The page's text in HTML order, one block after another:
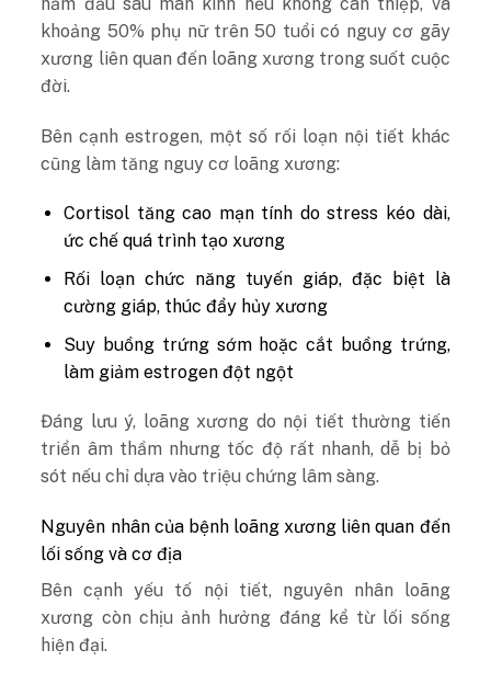
khoảng 50% phụ nữ trên 50 tuổi có nguy cơ gãy
xương liên quan đến loãng xương trong suốt cuộc
đời.
Bên cạnh estrogen, một số rối loạn nội tiết khác
cũng làm tăng nguy cơ loãng xương:
Cortisol tăng cao mạn tính do stress kéo dài,
ức chế quá trình tạo xương
Rối loạn chức năng tuyến giáp, đặc biệt là
cường giáp, thúc đẩy hủy xương
Suy buồng trứng sớm hoặc cắt buồng trứng,
làm giảm estrogen đột ngột
Đáng lưu ý, loãng xương do nội tiết thường tiến
triển âm thầm nhưng tốc độ rất nhanh, dễ bị bỏ
sót nếu chỉ dựa vào triệu chứng lâm sàng.
Nguyên nhân của bệnh loãng xương liên quan đến
lối sống và cơ địa
Bên cạnh yếu tố nội tiết, nguyên nhân loãng
xương còn chịu ảnh hưởng đáng kể từ lối sống
hiện đại.